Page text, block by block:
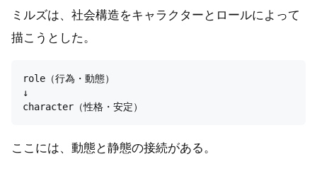
ミルズは、社会構造をキャラクターとロールによって
描こうとした。
role（行為・動態）
↓
ここには、動態と静態の接続がある。